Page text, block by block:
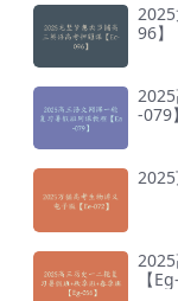
96】
-079】
2025
【